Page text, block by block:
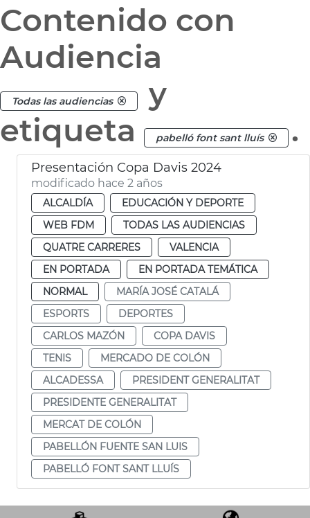
Contenido con
Audiencia
Todas las audiencias
y
etiqueta
pabelló font sant lluís .
Presentación Copa Davis 2024
modificado hace 2 años
ALCALDÍA
EDUCACIÓN Y DEPORTE
WEB FDM
TODAS LAS AUDIENCIAS
QUATRE CARRERES
VALENCIA
EN PORTADA
EN PORTADA TEMÁTICA
NORMAL
MARÍA JOSÉ CATALÁ
ESPORTS
DEPORTES
CARLOS MAZÓN
COPA DAVIS
TENIS
MERCADO DE COLÓN
ALCADESSA
PRESIDENT GENERALITAT
PRESIDENTE GENERALITAT
MERCAT DE COLÓN
PABELLÓN FUENTE SAN LUIS
PABELLÓ FONT SANT LLUÍS